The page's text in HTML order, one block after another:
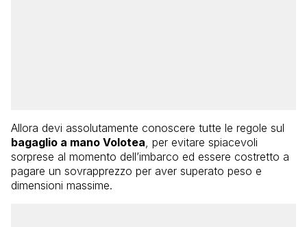
Allora devi assolutamente conoscere tutte le regole sul
bagaglio a mano Volotea , per evitare spiacevoli
sorprese al momento dell’imbarco ed essere costretto a
pagare un sovrapprezzo per aver superato peso e
dimensioni massime.